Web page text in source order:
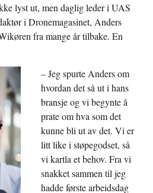
lyst ut, men daglig leder i UAS
i Dronemagasinet, Anders
fra mange år tilbake. En
– Jeg spurte Anders om
hvordan det så ut i hans
bransje og vi begynte å
prate om hva som det
kunne bli ut av det. Vi er
litt like i støpegodset, så
vi kartla et behov. Fra vi
snakket sammen til jeg
hadde første arbeidsdag